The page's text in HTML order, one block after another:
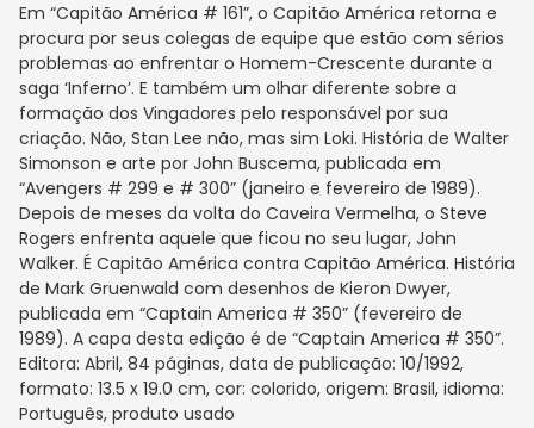
Em “Capitão América # 161”, o Capitão América retorna e
procura por seus colegas de equipe que estão com sérios
problemas ao enfrentar o Homem-Crescente durante a
saga ‘Inferno’. E também um olhar diferente sobre a
formação dos Vingadores pelo responsável por sua
criação. Não, Stan Lee não, mas sim Loki. História de Walter
Simonson e arte por John Buscema, publicada em
“Avengers # 299 e # 300” (janeiro e fevereiro de 1989).
Depois de meses da volta do Caveira Vermelha, o Steve
Rogers enfrenta aquele que ficou no seu lugar, John
Walker. É Capitão América contra Capitão América. História
de Mark Gruenwald com desenhos de Kieron Dwyer,
publicada em “Captain America # 350” (fevereiro de
1989). A capa desta edição é de “Captain America # 350”.
Editora: Abril, 84 páginas, data de publicação: 10/1992,
formato: 13.5 x 19.0 cm, cor: colorido, origem: Brasil, idioma:
Português, produto usado